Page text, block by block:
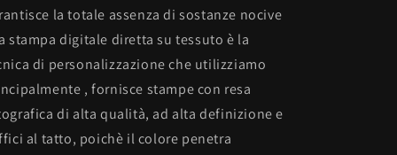
la totale assenza di sostanze nocive
stampa digitale diretta su tessuto è la
di personalizzazione che utilizziamo
, fornisce stampe con resa
di alta qualità, ad alta definizione e
al tatto, poichè il colore penetra